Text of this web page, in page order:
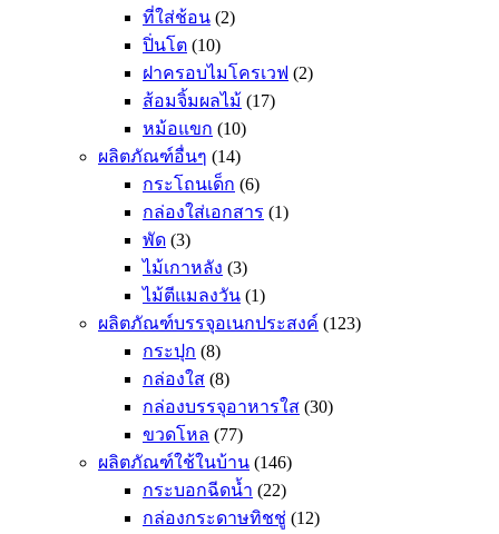
ที่ใส่ช้อน (2)
ปิ่นโต (10)
ฝาครอบไมโครเวฟ (2)
ส้อมจิ้มผลไม้ (17)
หม้อแขก (10)
ผลิตภัณฑ์อื่นๆ (14)
กระโถนเด็ก (6)
กล่องใส่เอกสาร (1)
พัด (3)
ไม้เกาหลัง (3)
ไม้ตีแมลงวัน (1)
ผลิตภัณฑ์บรรจุอเนกประสงค์ (123)
กระปุก (8)
กล่องใส (8)
กล่องบรรจุอาหารใส (30)
ขวดโหล (77)
ผลิตภัณฑ์ใช้ในบ้าน (146)
กระบอกฉีดน้ำ (22)
กล่องกระดาษทิชชู่ (12)